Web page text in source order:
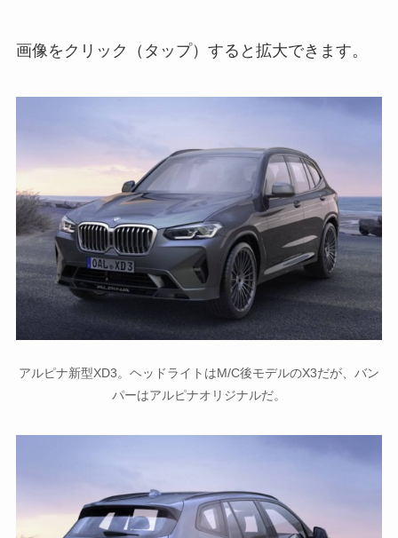
画像をクリック（タップ）すると拡大できます。
アルピナ新型XD3。ヘッドライトはM/C後モデルのX3だが、バン
パーはアルピナオリジナルだ。